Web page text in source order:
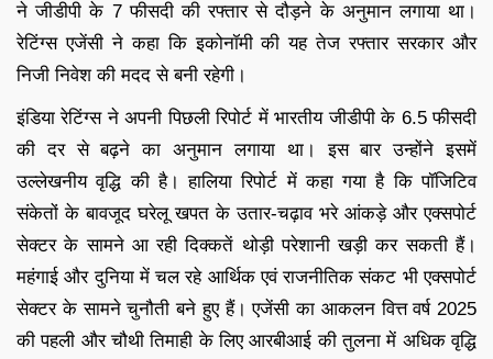
ने जीडीपी के 7 फीसदी की रफ्तार से दौड़ने के अनुमान लगाया था।
रेटिंग्स एजेंसी ने कहा कि इकोनॉमी की यह तेज रफ्तार सरकार और
निजी निवेश की मदद से बनी रहेगी।
इंडिया रेटिंग्स ने अपनी पिछली रिपोर्ट में भारतीय जीडीपी के 6.5 फीसदी
की दर से बढ़ने का अनुमान लगाया था। इस बार उन्होंने इसमें
उल्लेखनीय वृद्धि की है। हालिया रिपोर्ट में कहा गया है कि पॉजिटिव
संकेतों के बावजूद घरेलू खपत के उतार-चढ़ाव भरे आंकड़े और एक्सपोर्ट
सेक्टर के सामने आ रही दिक्कतें थोड़ी परेशानी खड़ी कर सकती हैं।
महंगाई और दुनिया में चल रहे आर्थिक एवं राजनीतिक संकट भी एक्सपोर्ट
सेक्टर के सामने चुनौती बने हुए हैं। एजेंसी का आकलन वित्त वर्ष 2025
की पहली और चौथी तिमाही के लिए आरबीआई की तुलना में अधिक वृद्धि